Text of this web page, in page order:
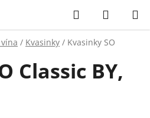
Hľadať
KOŠÍK
/ Kvasinky / Kvasinky SO
Classic BY,